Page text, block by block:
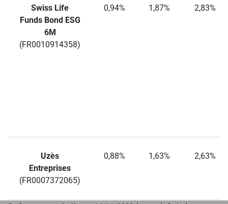
Swiss Life
Funds Bond ESG
6M
(FR0010914358)
0,94% 1,87% 2,83%
Uzès
Entreprises
(FR0007372065)
0,88% 1,63% 2,63%